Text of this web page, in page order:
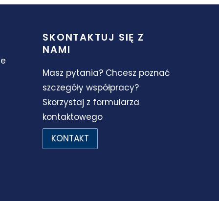
SKONTAKTUJ SIĘ Z
NAMI
Masz pytania? Chcesz poznać
szczegóły współpracy?
Skorzystaj z formularza
kontaktowego
KONTAKT